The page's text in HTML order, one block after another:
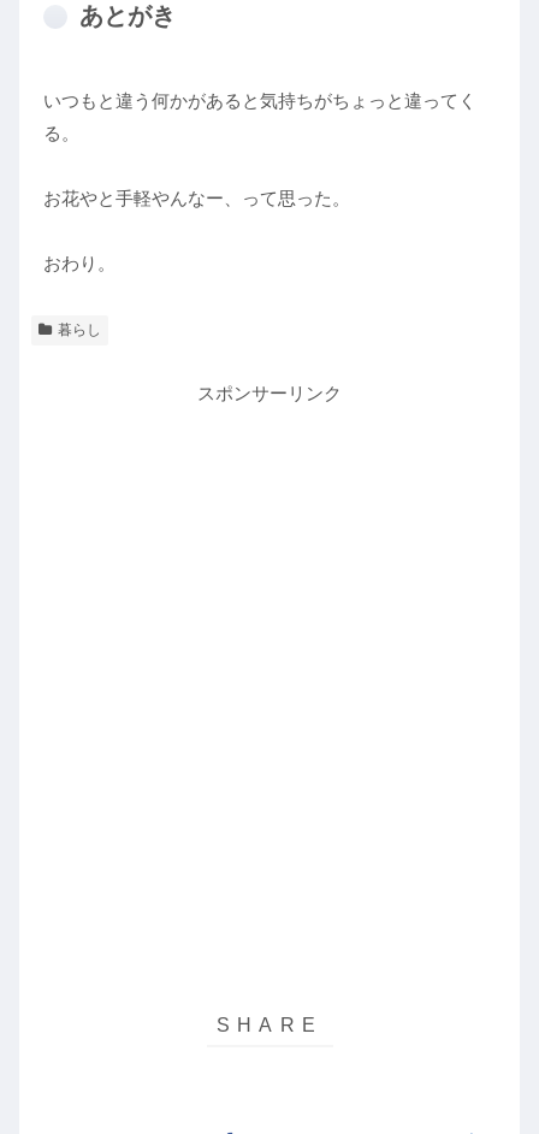
あとがき
いつもと違う何かがあると気持ちがちょっと違ってく
る。
お花やと手軽やんなー、って思った。
おわり。
暮らし
スポンサーリンク